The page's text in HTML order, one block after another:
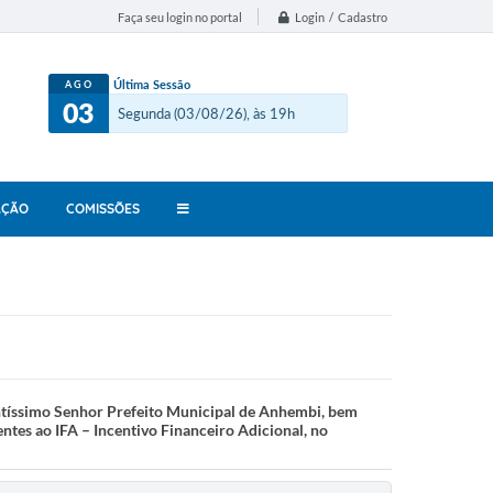
Faça seu login no portal Login / Cadastro
AGO
03
Última Sessão
Segunda (03/08/26), às 19h
COMISSÕES
Senhor Prefeito Municipal de Anhembi, bem
ao IFA – Incentivo Financeiro Adicional, no